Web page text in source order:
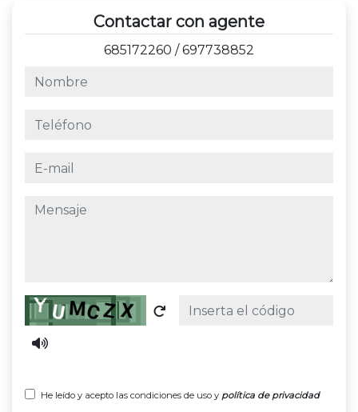
Contactar con agente
685172260 /697738852
nombre
teléfono
e-mail
mensaje
Captcha
He leído y acepto las condiciones de uso y política de privacidad